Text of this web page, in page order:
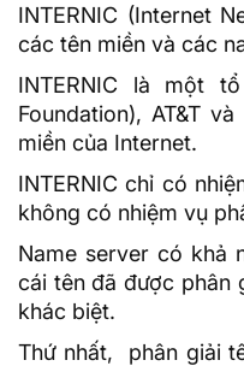
INTERNIC (Internet
các tên miền và các
INTERNIC là một
Foundation), AT&T
miền của Internet.
INTERNIC chỉ có
không có nhiệm vụ
Name server có khả
cái tên đã được phân
khác biệt.
Thứ nhất, phân giải